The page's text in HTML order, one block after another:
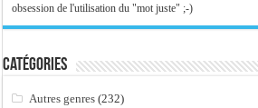
obsession de l'utilisation du "mot juste" ;-)
Catégories
Autres genres (232)